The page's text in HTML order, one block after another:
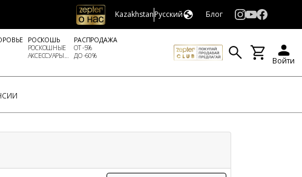
KazakhstanРусский Блог
РОСКОШЬ
РОСКОШНЫЕ
АКСЕССУАРЫ...
РАСПРОДАЖА
ОТ -5%
ДО -60%
Войти